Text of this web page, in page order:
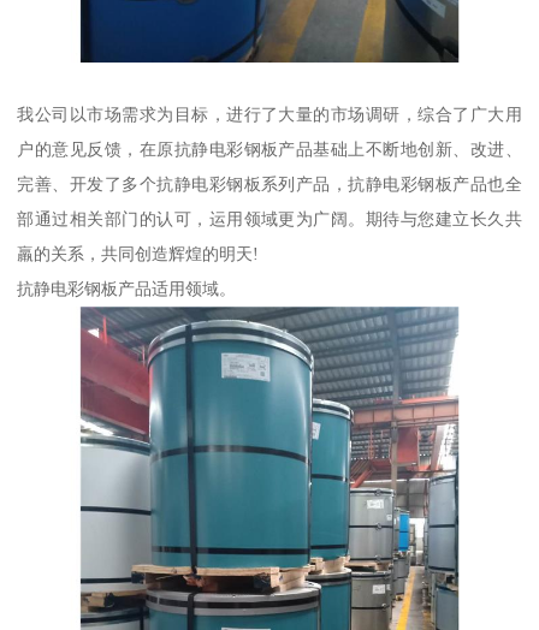
我公司以市场需求为目标，进行了大量的市场调研，综合了广大用
户的意见反馈，在原抗静电彩钢板产品基础上不断地创新、改进、
完善、开发了多个抗静电彩钢板系列产品，抗静电彩钢板产品也全
部通过相关部门的认可，运用领域更为广阔。期待与您建立长久共
羸的关系，共同创造辉煌的明天!
抗静电彩钢板产品适用领域。